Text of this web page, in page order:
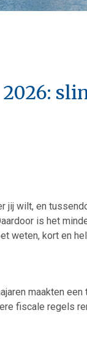
jij wilt, en
is het
weten, kort en
maakten
fiscale regels